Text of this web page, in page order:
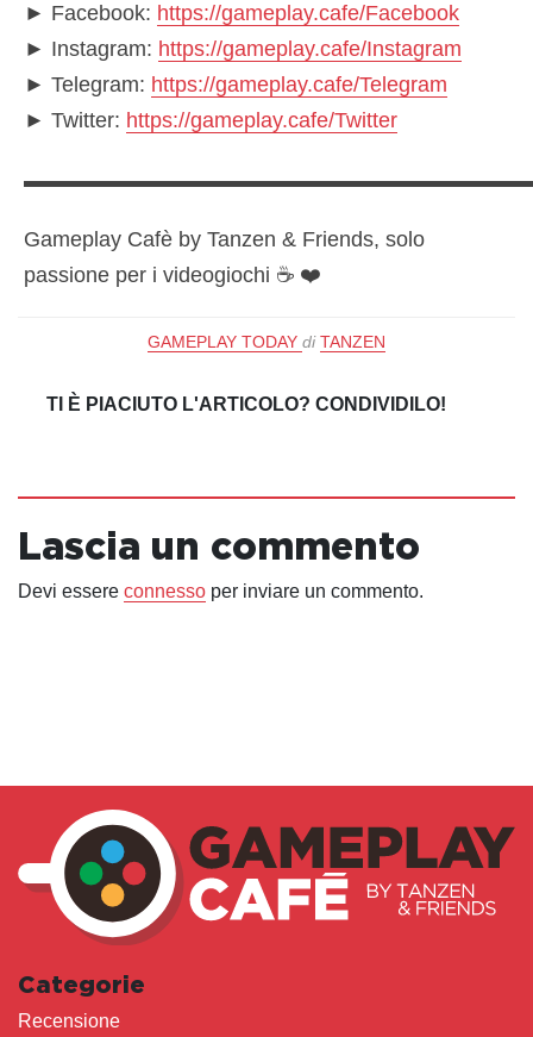
► Facebook: https://gameplay.cafe/Facebook
► Instagram: https://gameplay.cafe/Instagram
► Telegram: https://gameplay.cafe/Telegram
► Twitter: https://gameplay.cafe/Twitter
Gameplay Cafè by Tanzen & Friends, solo
passione per i videogiochi ☕️ ❤️
GAMEPLAY TODAY di TANZEN
TI È PIACIUTO L'ARTICOLO? CONDIVIDILO!
Lascia un commento
Devi essere connesso per inviare un commento.
Categorie
Recensione